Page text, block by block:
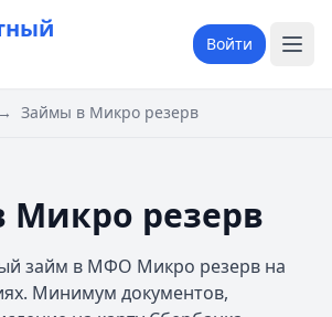
Войти
→ Займы в Микро резерв
резерв
займ в МФО Микро резерв на
Минимум документов,